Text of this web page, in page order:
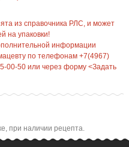
из справочника РЛС, и может
на упаковки!
информации
по телефонам +7(4967)
00-50 или через форму <Задать
при наличии рецепта.